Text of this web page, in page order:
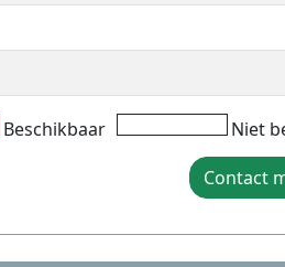
Beschikbaar
Niet
Contact